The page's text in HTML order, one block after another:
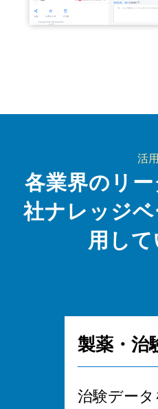
活
各業界のリ
社ナレッジ
用し
製薬・治
治験デー